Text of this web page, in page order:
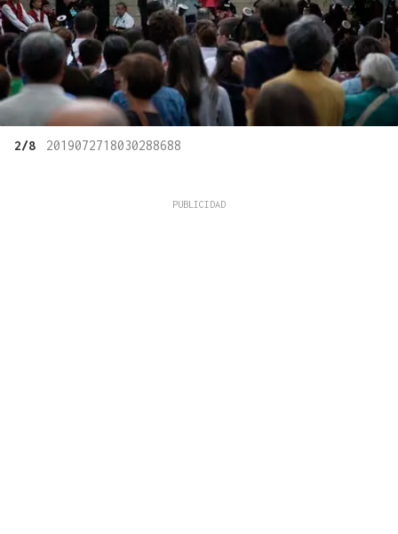
2/8 2019072718030288688